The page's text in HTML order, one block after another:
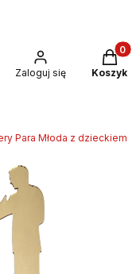
wyszukiwarkę
Zaloguj się Koszyk
Para Młoda z dzieckiem